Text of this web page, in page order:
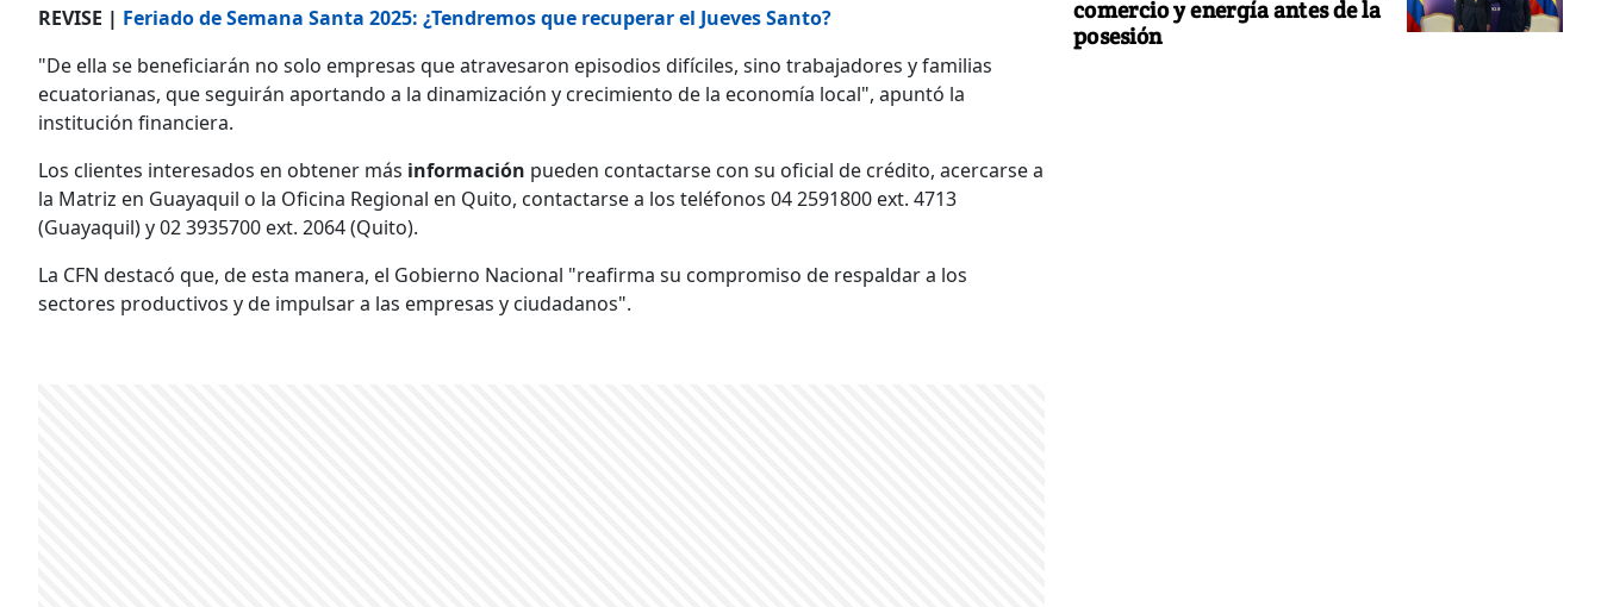
REVISE | Feriado de Semana Santa 2025: ¿Tendremos que recuperar el Jueves Santo?
"De ella se beneficiarán no solo empresas que atravesaron episodios difíciles, sino trabajadores y familias
ecuatorianas, que seguirán aportando a la dinamización y crecimiento de la economía local", apuntó la
institución financiera.
Los clientes interesados en obtener más información pueden contactarse con su oficial de crédito, acercarse a
la Matriz en Guayaquil o la Oficina Regional en Quito, contactarse a los teléfonos 04 2591800 ext. 4713
(Guayaquil) y 02 3935700 ext. 2064 (Quito).
La CFN destacó que, de esta manera, el Gobierno Nacional "reafirma su compromiso de respaldar a los
sectores productivos y de impulsar a las empresas y ciudadanos".
comercio y energía antes de la
posesión